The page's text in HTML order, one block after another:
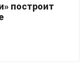
построит